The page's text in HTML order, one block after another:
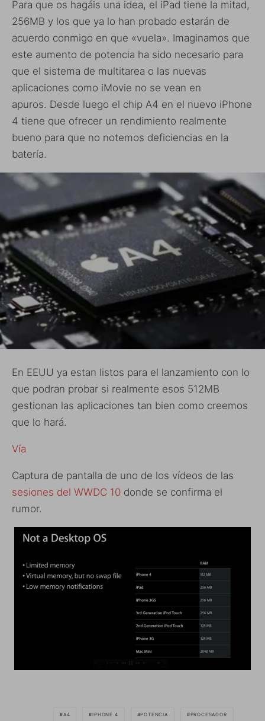
Para que os hagáis una idea, el iPad tiene la mitad,
256MB y los que ya lo han probado estarán de
acuerdo conmigo en que «vuela». Imaginamos que
este aumento de potencia ha sido necesario para
que el sistema de multitarea o las nuevas
aplicaciones como iMovie no se vean en
apuros. Desde luego el chip A4 en el nuevo iPhone
4 tiene que ofrecer un rendimiento realmente
bueno para que no notemos deficiencias en la
batería.
En EEUU ya estan listos para el lanzamiento con lo
que podran probar si realmente esos 512MB
gestionan las aplicaciones tan bien como creemos
que lo hará.
Vía
Captura de pantalla de uno de los vídeos de las
sesiones del WWDC 10 donde se confirma el
rumor.
A4 IPHONE 4 POTENCIA PROCESADOR